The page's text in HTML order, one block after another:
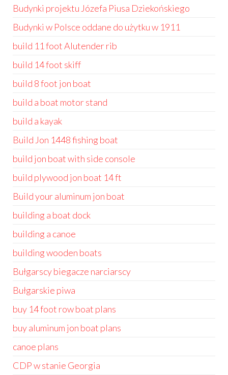
Budynki projektu Józefa Piusa Dziekońskiego
Budynki w Polsce oddane do użytku w 1911
build 11 foot Alutender rib
build 14 foot skiff
build 8 foot jon boat
build a boat motor stand
build a kayak
Build Jon 1448 fishing boat
build jon boat with side console
build plywood jon boat 14 ft
Build your aluminum jon boat
building a boat dock
building a canoe
building wooden boats
Bułgarscy biegacze narciarscy
Bułgarskie piwa
buy 14 foot row boat plans
buy aluminum jon boat plans
canoe plans
CDP w stanie Georgia